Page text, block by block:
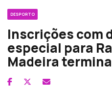
DESPORTO
Inscrições com
especial para
Madeira